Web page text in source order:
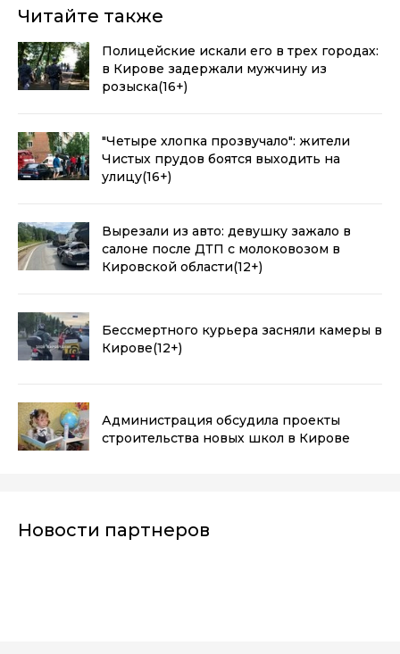
Читайте также
Полицейские искали его в трех городах:
в Кирове задержали мужчину из
розыска(16+)
"Четыре хлопка прозвучало": жители
Чистых прудов боятся выходить на
улицу(16+)
Вырезали из авто: девушку зажало в
салоне после ДТП с молоковозом в
Кировской области(12+)
Бессмертного курьера засняли камеры в
Кирове(12+)
Администрация обсудила проекты
строительства новых школ в Кирове
Новости партнеров